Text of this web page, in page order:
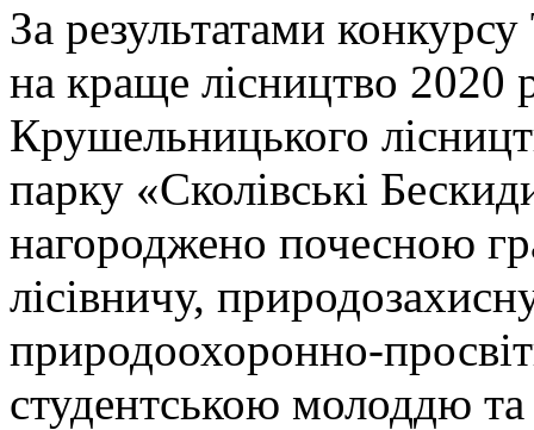
За результатами конкурсу
на краще лісництво 2020
Крушельницького
парку «Сколівські
нагороджено почесною
лісівничу,
природоохоронно-
студентською молоддю